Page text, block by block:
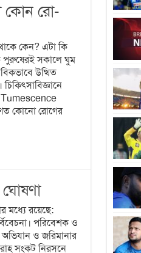
কোন রো-
কেন? এটা কি
সকালে ঘুম
উত্থিত
কোনো রোগের
মধ্যে রয়েছে:
পরিবেশক ও
অভিযান ও জরিমানার
সংকট নিরসনে